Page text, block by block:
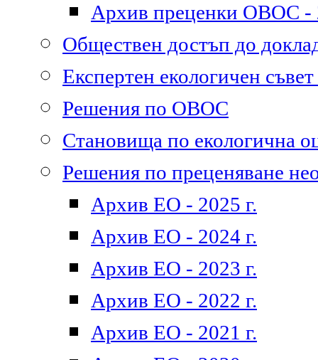
Архив преценки ОВОС -
Обществен достъп до
Експертен екологичен
Решения по ОВОС
Становища по екологична
Решения по преценяване
Архив ЕО - 2025 г.
Архив ЕО - 2024 г.
Архив ЕО - 2023 г.
Архив ЕО - 2022 г.
Архив ЕО - 2021 г.